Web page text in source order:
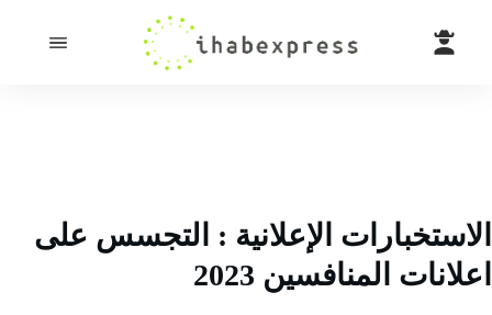
الإعلانية : التجسس على
المنافسين 2023